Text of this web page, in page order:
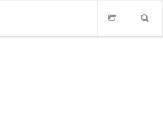
LAPOZHATÓ PDF FORMÁBAN